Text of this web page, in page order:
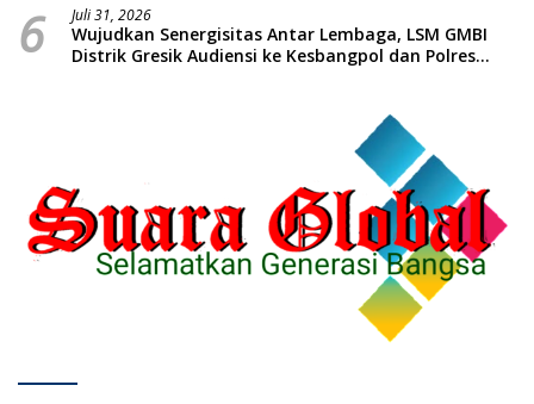
6 Juli 31, 2026
Wujudkan Senergisitas Antar Lembaga, LSM GMBI
Distrik Gresik Audiensi ke Kesbangpol dan Polres